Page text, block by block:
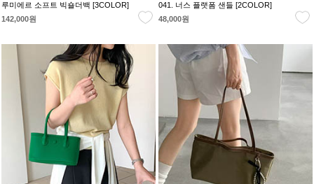
루미에르 소프트 빅숄더백 [3COLOR]
142,000원
041. 너스 플랫폼 샌들 [2COLOR]
48,000원